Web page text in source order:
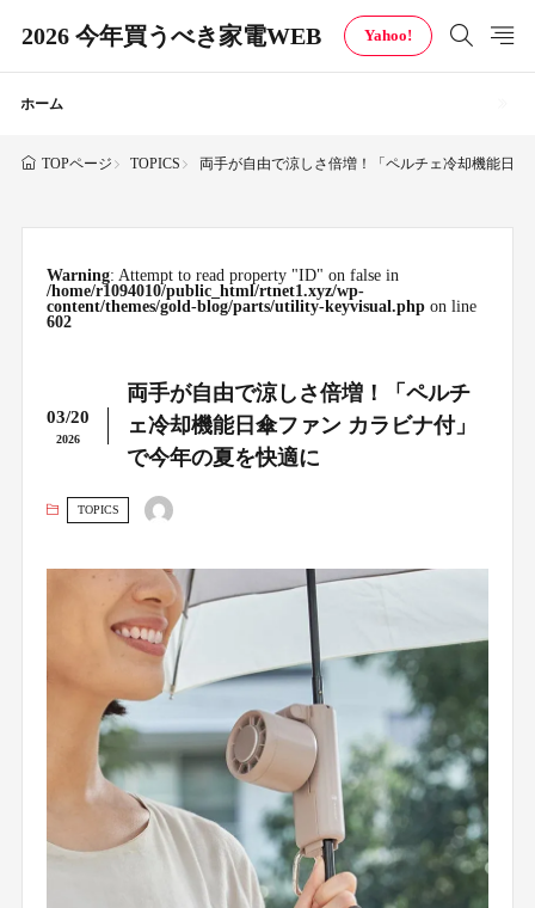
2026 今年買うべき家電WEB Yahoo!
ホーム
TOPページ TOPICS 両手が自由で涼しさ倍増！「ペルチェ冷却機能日
Warning: Attempt to read property "ID" on false in
/home/r1094010/public_html/rtnet1.xyz/wp-
content/themes/gold-blog/parts/utility-keyvisual.phpon line
602
03/20
2026
両手が自由で涼しさ倍増！「ペルチ
ェ冷却機能日傘ファン カラビナ付」
で今年の夏を快適に
TOPICS